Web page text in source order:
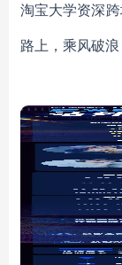
淘宝大学资深
路上，乘风破浪